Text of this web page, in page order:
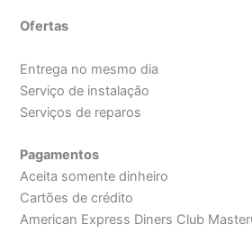
Ofertas
Entrega no mesmo dia
Serviço de instalação
Serviços de reparos
Pagamentos
Aceita somente dinheiro
Cartões de crédito
American Express Diners Club